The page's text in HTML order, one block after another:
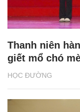
HỌC ĐƯỜNG
Thanh niên
giết mổ chó